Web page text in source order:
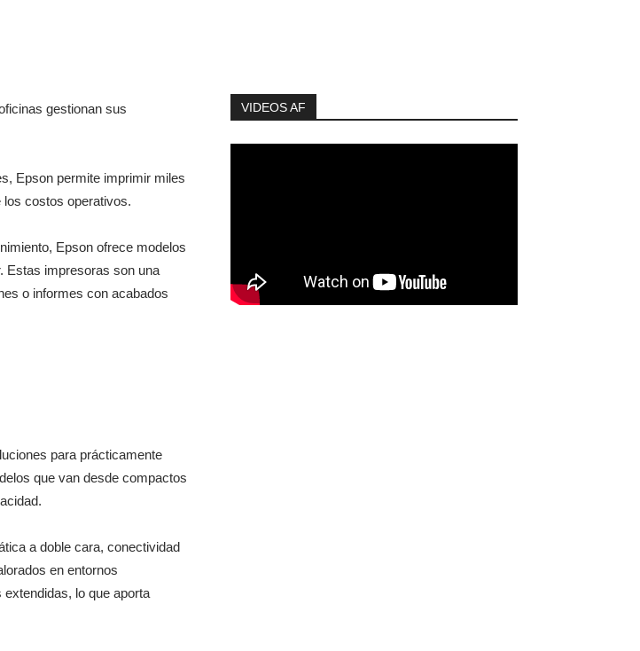
gestionan sus
Epson permite imprimir miles
los costos operativos.
Epson ofrece modelos
Estas impresoras son una
o informes con acabados
para prácticamente
que van desde compactos
a doble cara, conectividad
en entornos
lo que aporta
VIDEOS AF